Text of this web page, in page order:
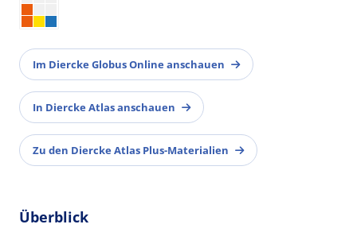
Im Diercke Globus Online anschauen
In Diercke Atlas anschauen
Zu den Diercke Atlas Plus-Materialien
Überblick